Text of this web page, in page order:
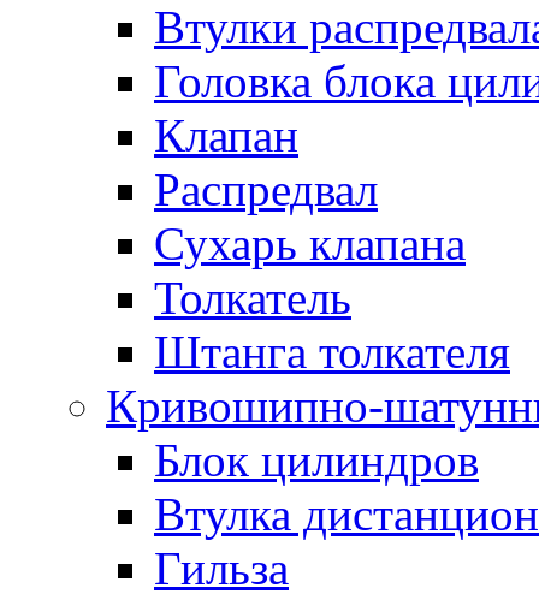
Втулки
Головка блока
Клапан
Распредвал
Сухарь клапана
Толкатель
Штанга толкателя
Кривошипно-
Блок цилиндров
Втулка
Гильза